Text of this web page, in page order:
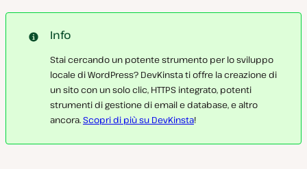
Info
Stai cercando un potente strumento per lo sviluppo
locale di WordPress? DevKinsta ti offre la creazione di
un sito con un solo clic, HTTPS integrato, potenti
strumenti di gestione di email e database, e altro
ancora.Scopri di più su DevKinsta!